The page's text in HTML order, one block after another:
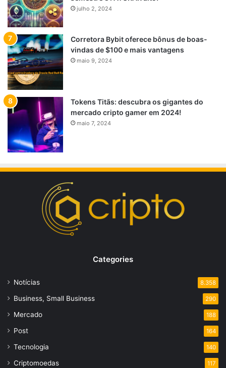
julho 2, 2024
Corretora Bybit oferece bônus de boas-
vindas de $100 e mais vantagens
maio 9, 2024
Tokens Titãs: descubra os gigantes do
mercado cripto gamer em 2024!
maio 7, 2024
Categories
Notícias 8.358
Business, Small Business 290
Mercado 188
Post 164
Tecnologia 140
Criptomoedas 117